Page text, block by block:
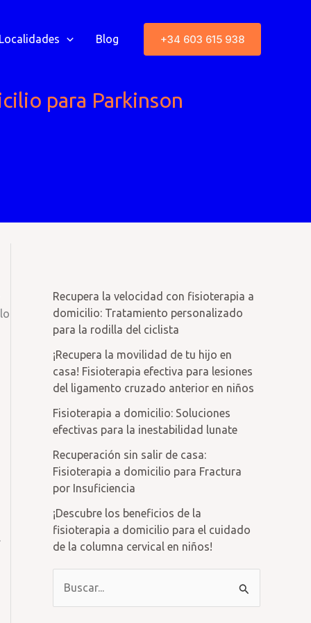
Localidades Blog +34 603 615 938
para Parkinson
Recupera la velocidad con fisioterapia a
domicilio: Tratamiento personalizado
para la rodilla del ciclista
¡Recupera la movilidad de tu hijo en
casa! Fisioterapia efectiva para lesiones
del ligamento cruzado anterior en niños
Fisioterapia a domicilio: Soluciones
efectivas para la inestabilidad lunate
Recuperación sin salir de casa:
Fisioterapia a domicilio para Fractura
por Insuficiencia
¡Descubre los beneficios de la
fisioterapia a domicilio para el cuidado
de la columna cervical en niños!